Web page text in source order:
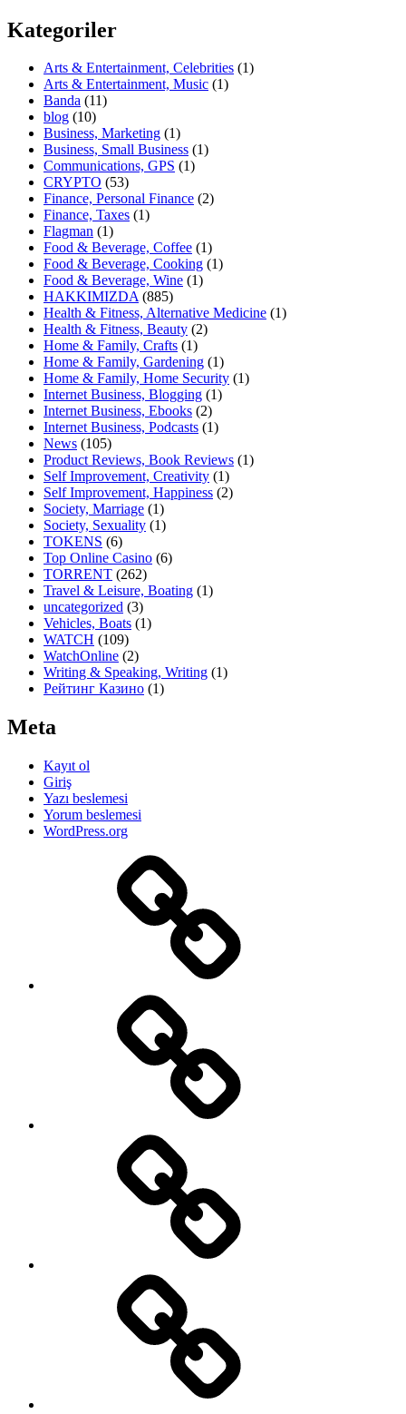
Kategoriler
Arts & Entertainment, Celebrities (1)
Arts & Entertainment, Music (1)
Banda (11)
blog (10)
Business, Marketing (1)
Business, Small Business (1)
Communications, GPS (1)
CRYPTO (53)
Finance, Personal Finance (2)
Finance, Taxes (1)
Flagman (1)
Food & Beverage, Coffee (1)
Food & Beverage, Cooking (1)
Food & Beverage, Wine (1)
HAKKIMIZDA(885)
Health & Fitness, Alternative Medicine (1)
Health & Fitness, Beauty (2)
Home & Family, Crafts (1)
Home & Family, Gardening (1)
Home & Family, Home Security (1)
Internet Business, Blogging (1)
Internet Business, Ebooks (2)
Internet Business, Podcasts (1)
News (105)
Product Reviews, Book Reviews (1)
Self Improvement, Creativity (1)
Self Improvement, Happiness (2)
Society, Marriage (1)
Society, Sexuality (1)
TOKENS (6)
Top Online Casino (6)
TORRENT (262)
Travel & Leisure, Boating (1)
uncategorized (3)
Vehicles, Boats (1)
WATCH (109)
WatchOnline (2)
Writing & Speaking, Writing (1)
Рейтинг Казино (1)
Meta
Kayıt ol
Giriş
Yazı beslemesi
Yorum beslemesi
WordPress.org
HAKKIMIZDA
ÜRÜNLERİMİZ